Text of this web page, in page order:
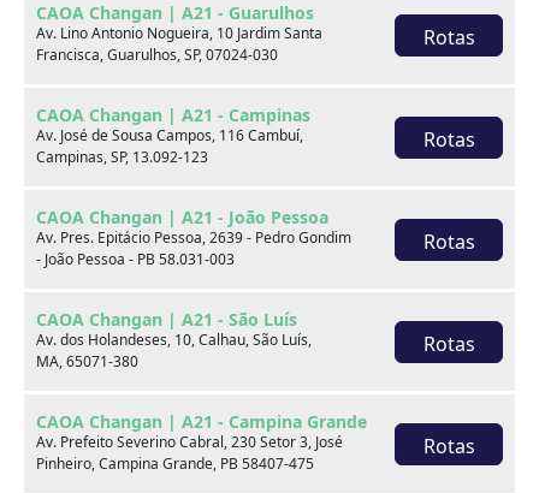
CAOA Changan | A21 - Guarulhos
Av. Lino Antonio Nogueira, 10 Jardim Santa
Francisca, Guarulhos, SP, 07024-030
Rotas
CAOA Changan | A21 - Campinas
Av. José de Sousa Campos, 116 Cambuí,
Campinas, SP, 13.092-123
Rotas
CAOA Changan | A21 - João Pessoa
Av. Pres. Epitácio Pessoa, 2639 - Pedro Gondim
- João Pessoa - PB 58.031-003
Rotas
CAOA Changan | A21 - São Luís
Av. dos Holandeses, 10, Calhau, São Luís,
MA, 65071-380
Rotas
CAOA Changan | A21 - Campina Grande
Av. Prefeito Severino Cabral, 230 Setor 3, José
Pinheiro, Campina Grande, PB 58407-475
Rotas
xxx
xxx
xxx
xxxxxx/xxxxxx
xxxxxx/xxxxxx
xxx